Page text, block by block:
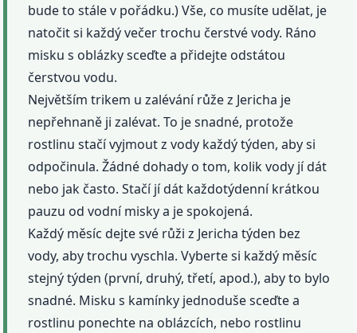
bude to stále v pořádku.) Vše, co musíte udělat, je
natočit si každý večer trochu čerstvé vody. Ráno
misku s oblázky sceďte a přidejte odstátou
čerstvou vodu.
Největším trikem u zalévání růže z Jericha je
nepřehnaně ji zalévat. To je snadné, protože
rostlinu stačí vyjmout z vody každý týden, aby si
odpočinula. Žádné dohady o tom, kolik vody jí dát
nebo jak často. Stačí jí dát každotýdenní krátkou
pauzu od vodní misky a je spokojená.
Každý měsíc dejte své růži z Jericha týden bez
vody, aby trochu vyschla. Vyberte si každý měsíc
stejný týden (první, druhý, třetí, apod.), aby to bylo
snadné. Misku s kamínky jednoduše sceďte a
rostlinu ponechte na oblázcích, nebo rostlinu